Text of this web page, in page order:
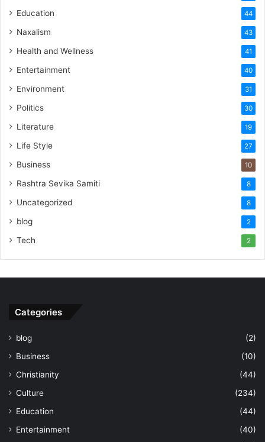
Education 44
Naxalism 43
Health and Wellness 41
Entertainment 40
Environment 31
Politics 30
Literature 19
Life Style 27
Business 10
Rashtra Sevika Samiti 8
Uncategorized 8
blog 2
Tech 2
Categories
blog
(2)
Business
(10)
Christianity
(44)
Culture
(234)
Education
(44)
Entertainment
(40)